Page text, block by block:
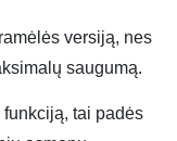
versiją, nes
saugumą.
tai padės